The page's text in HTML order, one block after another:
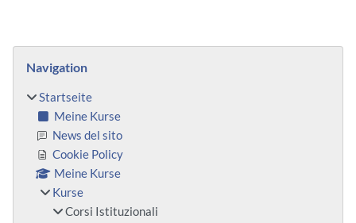
Blöcke
Navigation
Startseite
Meine Kurse
News del sito
Cookie Policy
Meine Kurse
Kurse
Corsi Istituzionali